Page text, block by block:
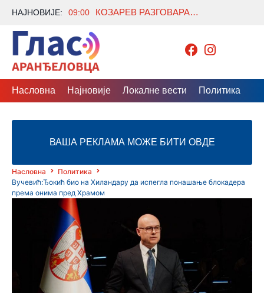
НАЈНОВИЈЕ: 09:00 КОЗАРЕВ РАЗГОВАРАО СА ОДЛАЗЕЋИМ АМБАСАДОРОМ АЗЕРБЕЈЏАНА О ЈАЧАЊУ САРАДЊЕ
Насловна Најновије Локалне вести Политика
ВАША РЕКЛАМА МОЖЕ БИТИ ОВДЕ
Насловна
Политика
Вучевић:Ђокић био на Хиландару да испегла понашање блокадера
према онима пред Храмом